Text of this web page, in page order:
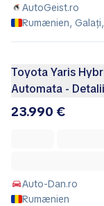
AutoGeist.ro
Rumænien,
Toyota Yaris
Automata -
23.990 €
Auto-Dan.ro
Rumænien